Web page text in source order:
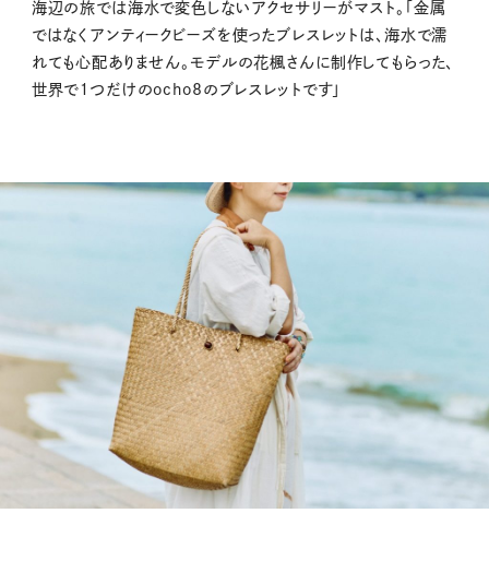
海辺の旅では海水で変色しないアクセサリーがマスト。「金属
ではなくアンティークビーズを使ったブレスレットは、海水で濡
れても心配ありません。モデルの花楓さんに制作してもらった、
世界で１つだけのocho8のブレスレットです」